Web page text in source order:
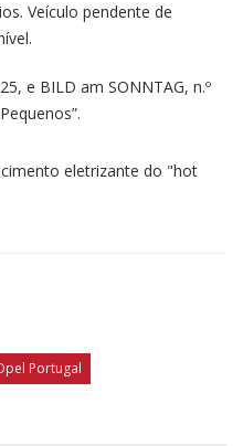
Veículo pendente de
e BILD am SONNTAG, n.º
Portugal